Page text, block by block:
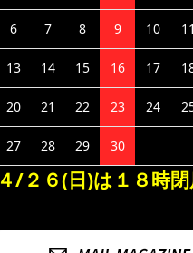
6 7 8 9 10 11
13 14 15 16 17
20 21 22 23 24
27 28 29 30
４/２６(日)は１８時